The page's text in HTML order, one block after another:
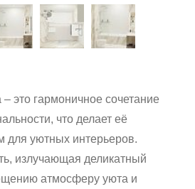
это гармоничное сочетание
что делает её
уютных интерьеров.
излучающая деликатный
атмосферу уюта и